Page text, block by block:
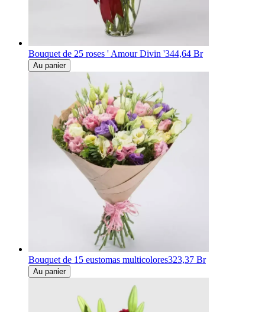
Bouquet de 25 roses ' Amour Divin '344,64 Br
Au panier
Bouquet de 15 eustomas multicolores323,37 Br
Au panier